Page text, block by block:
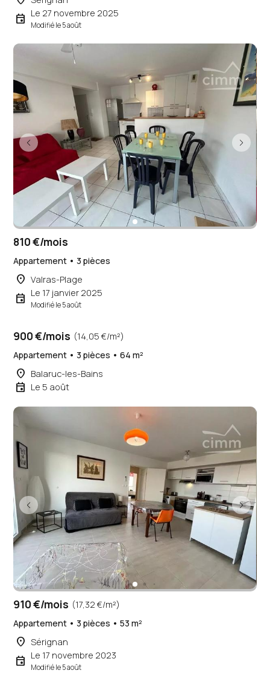
event Le 27 novembre 2025
Modifié le 5 août
810 €/mois
Appartement • 3 pièces
place Valras-Plage
event Le 17 janvier 2025
Modifié le 5 août
900 €/mois (14,05 €/m²)
Appartement • 3 pièces • 64 m²
place Balaruc-les-Bains
event Le 5 août
910 €/mois (17,32 €/m²)
Appartement • 3 pièces • 53 m²
place Sérignan
event Le 17 novembre 2023
Modifié le 5 août